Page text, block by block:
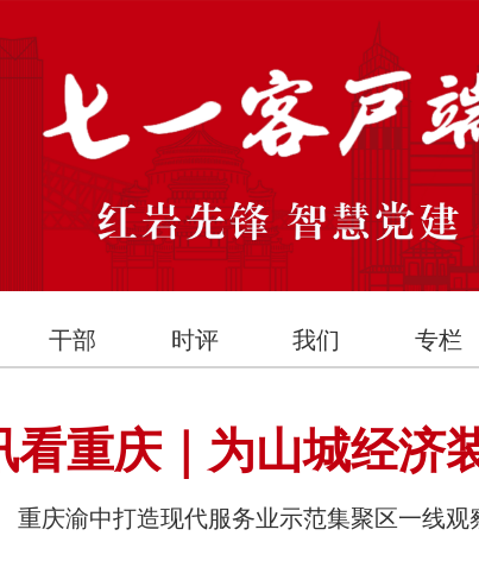
干部 时评 我们 专栏
看重庆｜为山城经济
重庆渝中打造现代服务业示范集聚区一线观